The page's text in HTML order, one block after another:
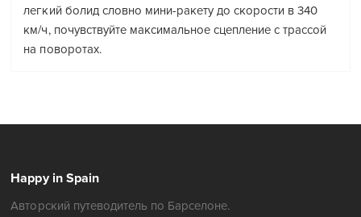
легкий болид словно мини-ракету до скорости в 340
км/ч, почувствуйте максимальное сцепление с трассой
на поворотах.
Happy in Spain
Авторский путеводитель по Барселоне.